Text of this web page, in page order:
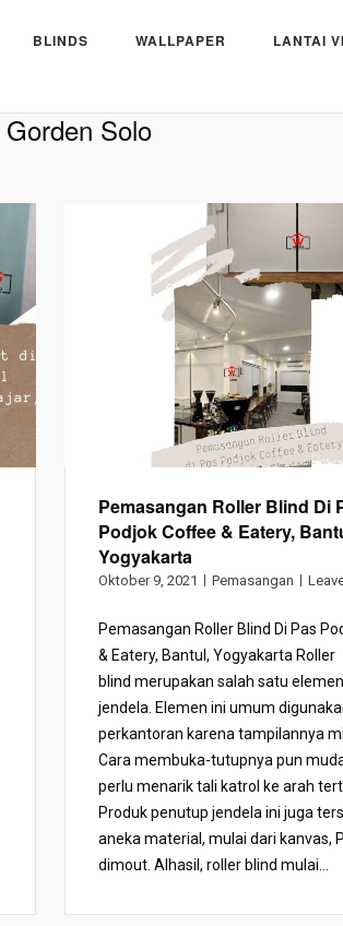
BLINDS WALLPAPER LANTAI
Gorden Solo
Pemasangan Roller Blind Di
Podjok Coffee & Eatery,
Yogyakarta
Oktober 9, 2021 Pemasangan
Pemasangan Roller Blind Di Pas
& Eatery, Bantul, Yogyakarta Roller
blind merupakan salah satu
jendela. Elemen ini umum
perkantoran karena tampilannya
Cara membuka-tutupnya pun
perlu menarik tali katrol ke arah
Produk penutup jendela ini juga
aneka material, mulai dari kanvas,
dimout. Alhasil, roller blind mulai...